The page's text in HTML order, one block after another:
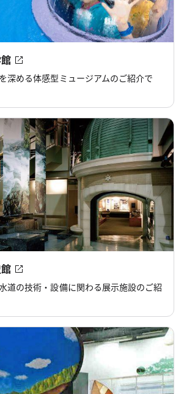
深める体感型ミュージアムのご紹介で
道の技術・設備に関わる展示施設のご紹